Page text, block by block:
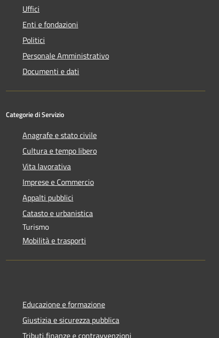
Uffici
Enti e fondazioni
Politici
Personale Amministrativo
Documenti e dati
Categorie di Servizio
Anagrafe e stato civile
Cultura e tempo libero
Vita lavorativa
Imprese e Commercio
Appalti pubblici
Catasto e urbanistica
Turismo
Mobilità e trasporti
Educazione e formazione
Giustizia e sicurezza pubblica